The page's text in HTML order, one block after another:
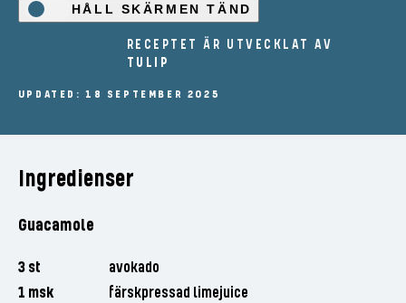
HÅLL SKÄRMEN TÄND
RECEPTET ÄR UTVECKLAT AV
TULIP
UPDATED: 18 SEPTEMBER 2025
Ingredienser
Guacamole
3 st
avokado
1 msk
färskpressad limejuice